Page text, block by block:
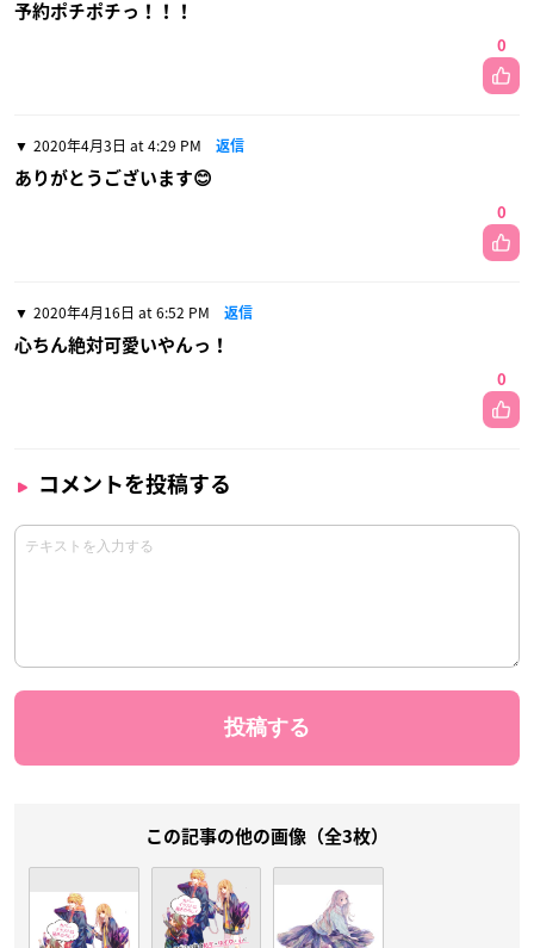
予約ポチポチっ！！！
0
2020年4月3日 at 4:29 PM 返信
ありがとうございます😊
0
2020年4月16日 at 6:52 PM 返信
心ちん絶対可愛いやんっ！
0
コメントを投稿する
この記事の他の画像（全3枚）